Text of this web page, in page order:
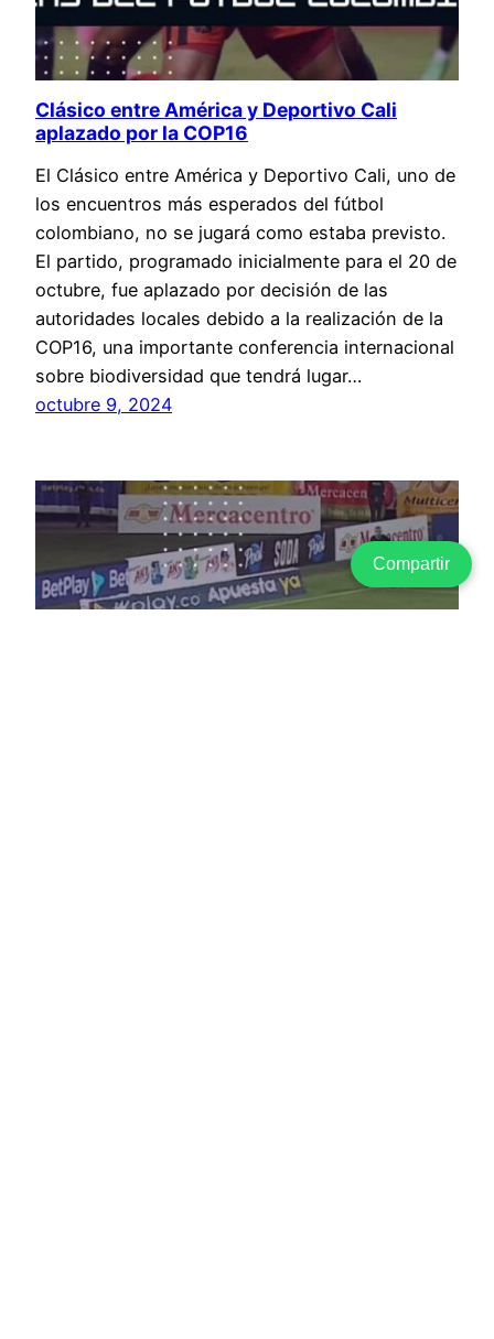
Clásico entre América y Deportivo Cali
aplazado por la COP16
El Clásico entre América y Deportivo Cali, uno de
los encuentros más esperados del fútbol
colombiano, no se jugará como estaba previsto.
El partido, programado inicialmente para el 20 de
octubre, fue aplazado por decisión de las
autoridades locales debido a la realización de la
COP16, una importante conferencia internacional
sobre biodiversidad que tendrá lugar…
octubre 9, 2024
Compartir